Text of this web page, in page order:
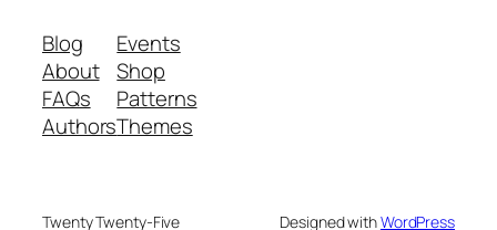
Blog
About
FAQs
Authors
Events
Shop
Patterns
Themes
Twenty Twenty-Five Designed withWordPress